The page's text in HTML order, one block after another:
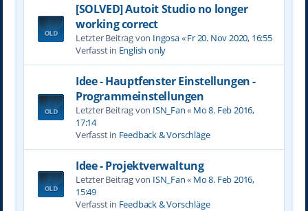
[SOLVED] Autoit Studio no longer
working correct
Letzter Beitrag von Ingosa«Fr 20. Nov 2020, 16:55
Verfasst in English only
Idee - Hauptfenster Einstellungen -
Programmeinstellungen
Letzter Beitrag von ISN_Fan« Mo 8. Feb 2016,
17:14
Verfasst in Feedback & Vorschläge
Idee - Projektverwaltung
Letzter Beitrag von ISN_Fan« Mo 8. Feb 2016,
15:49
Verfasst in Feedback & Vorschläge